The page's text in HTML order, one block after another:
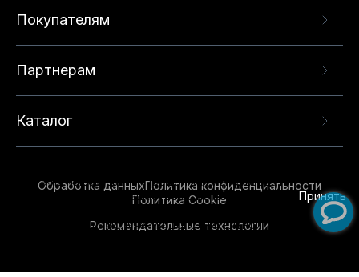
Покупателям
Партнерам
Каталог
Обработка данныхПолитика конфиденциальности
Политика Cookie
Рекомендательные технологии
опыта на нашем сайте. Продолжая использовать
данный сайт, вы соглашаетесь с использованием
технологий. Для получения дополнительной
Принять